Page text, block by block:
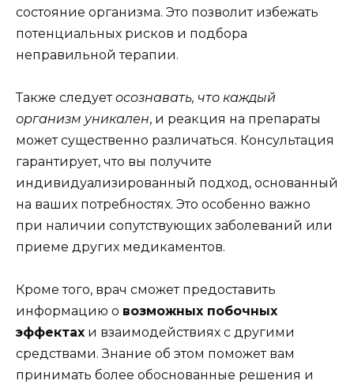
состояние организма. Это позволит избежать
потенциальных рисков и подбора
неправильной терапии.
Также следуетосознавать, что каждый
организм уникален, и реакция на препараты
может существенно различаться. Консультация
гарантирует, что вы получите
индивидуализированный подход, основанный
на ваших потребностях. Это особенно важно
при наличии сопутствующих заболеваний или
приеме других медикаментов.
Кроме того, врач сможет предоставить
информацию о возможных побочных
эффектах и взаимодействиях с другими
средствами. Знание об этом поможет вам
принимать более обоснованные решения и